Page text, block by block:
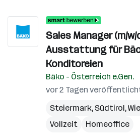
Sales Manager (m/
Ausstattung für
Konditoreien
Bäko - Österreich e.Gen.
vor 2 Tagen
Steiermark, Südtirol,
Vollzeit
Homeoffice